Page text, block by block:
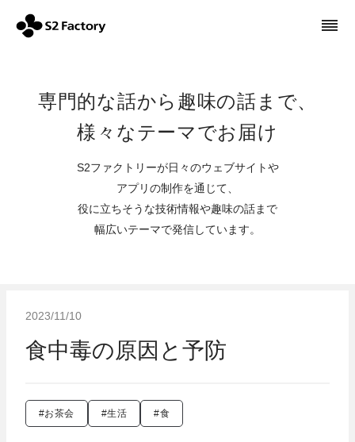
専門的な話から趣味の話まで、
様々なテーマでお届け
S2ファクトリーが日々のウェブサイトや
アプリの制作を通じて、
役に立ちそうな技術情報や趣味の話まで
幅広いテーマで発信しています。
2023/11/10
食中毒の原因と予防
#お茶会 #生活 #食